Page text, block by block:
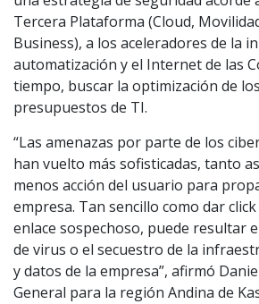
Tercera Plataforma (Cloud,
Business), a los aceleradores de la
automatización y el Internet de las
tiempo, buscar la optimización de
presupuestos de TI.
“Las amenazas por parte de los
han vuelto más sofisticadas, tanto
menos acción del usuario para
empresa. Tan sencillo como dar
enlace sospechoso, puede resultar
de virus o el secuestro de la
y datos de la empresa”, afirmó
General para la región Andina de